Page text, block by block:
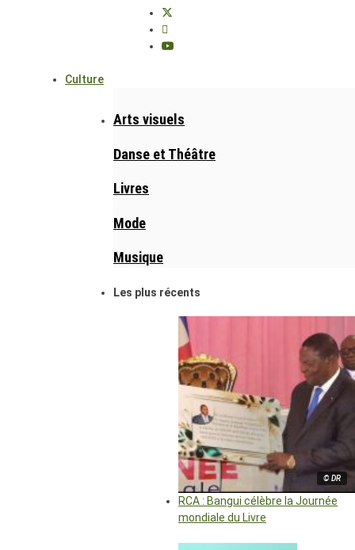
Culture
Arts visuels
Danse et Théâtre
Livres
Mode
Musique
Les plus récents
© DR
RCA : Bangui célèbre la Journée
mondiale du Livre